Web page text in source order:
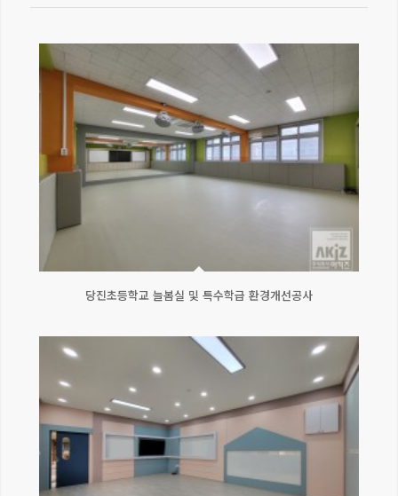
당진초등학교 늘봄실 및 특수학급 환경개선공사